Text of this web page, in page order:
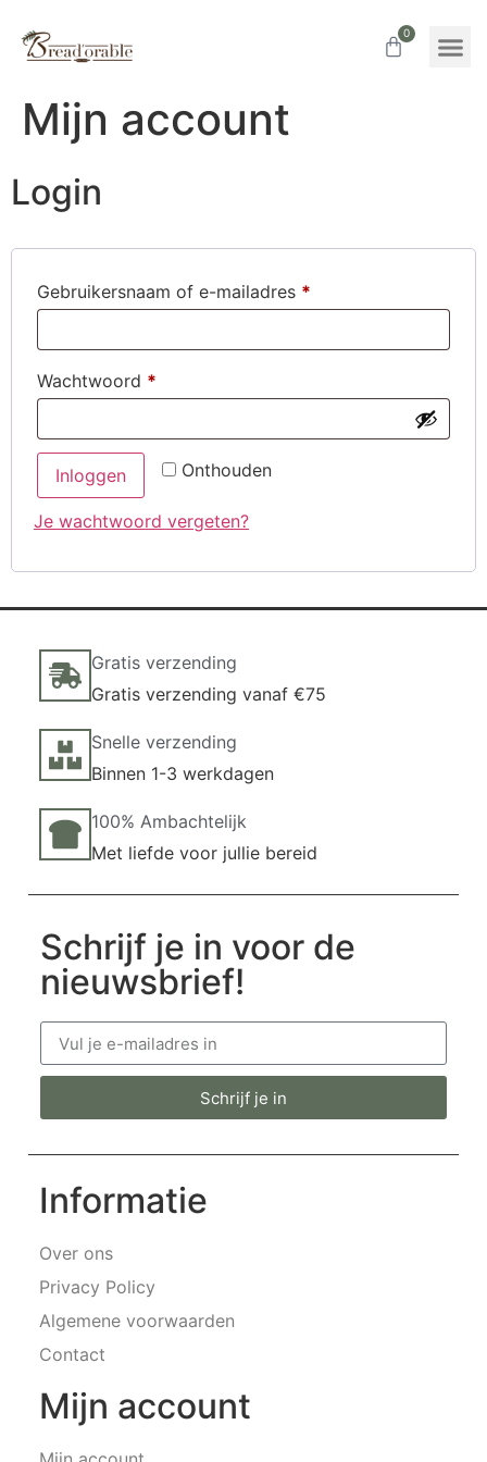
0
Mijn account
Login
Gebruikersnaam of e-mailadres *
Wachtwoord *
Onthouden
Inloggen
Je wachtwoord vergeten?
Gratis verzending
Gratis verzending vanaf €75
Snelle verzending
Binnen 1-3 werkdagen
100% Ambachtelijk
Met liefde voor jullie bereid
Schrijf je in voor de
nieuwsbrief!
Schrijf je in
Informatie
Over ons
Privacy Policy
Algemene voorwaarden
Contact
Mijn account